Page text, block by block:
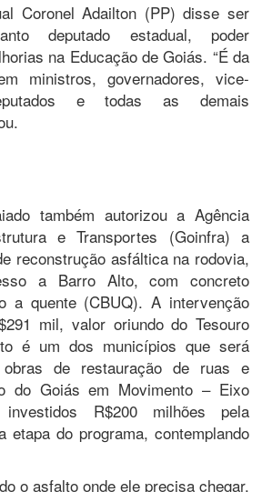
Coronel Adailton (PP) disse ser
deputado estadual, poder
na Educação de Goiás. “É da
ministros, governadores, vice-
e todas as demais
também autorizou a Agência
e Transportes (Goinfra) a
reconstrução asfáltica na rodovia,
a Barro Alto, com concreto
a quente (CBUQ). A intervenção
mil, valor oriundo do Tesouro
é um dos municípios que será
obras de restauração de ruas e
do Goiás em Movimento – Eixo
R$200 milhões pela
etapa do programa, contemplando
o asfalto onde ele precisa chegar.